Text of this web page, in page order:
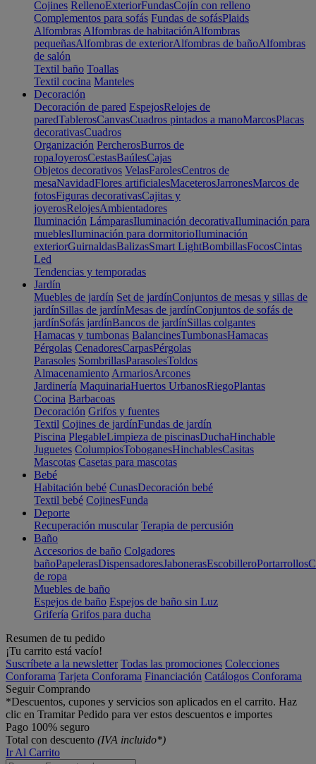
Cojines RellenoExteriorFundasCojín con relleno
Complementos para sofás Fundas de sofásPlaids
Alfombras Alfombras de habitaciónAlfombras
pequeñasAlfombras de exteriorAlfombras de bañoAlfombras
de salón
Textil baño Toallas
Textil cocina Manteles
Decoración
Decoración de pared EspejosRelojes de
paredTablerosCanvasCuadros pintados a manoMarcosPlacas
decorativasCuadros
Organización PercherosBurros de
ropaJoyerosCestasBaúlesCajas
Objetos decorativos VelasFarolesCentros de
mesaNavidadFlores artificialesMaceterosJarronesMarcos de
fotosFiguras decorativasCajitas y
joyerosRelojesAmbientadores
Iluminación LámparasIluminación decorativaIluminación para
mueblesIluminación para dormitorioIluminación
exteriorGuirnaldasBalizasSmart LightBombillasFocosCintas
Led
Tendencias y temporadas
Jardín
Muebles de jardín Set de jardínConjuntos de mesas y sillas de
jardínSillas de jardínMesas de jardínConjuntos de sofás de
jardínSofás jardínBancos de jardínSillas colgantes
Hamacas y tumbonas BalancinesTumbonasHamacas
Pérgolas CenadoresCarpasPérgolas
Parasoles SombrillasParasolesToldos
Almacenamiento ArmariosArcones
Jardinería MaquinariaHuertos UrbanosRiegoPlantas
Cocina Barbacoas
Decoración Grifos y fuentes
Textil Cojines de jardínFundas de jardín
Piscina PlegableLimpieza de piscinasDuchaHinchable
Juguetes ColumpiosToboganesHinchablesCasitas
Mascotas Casetas para mascotas
Bebé
Habitación bebé CunasDecoración bebé
Textil bebé CojinesFunda
Deporte
Recuperación muscular Terapia de percusión
Baño
Accesorios de baño Colgadores
bañoPapelerasDispensadoresJabonerasEscobilleroPortarrollos
de ropa
Muebles de baño
Espejos de baño Espejos de baño sin Luz
Grifería Grifos para ducha
Resumen de tu pedido
¡Tu carrito está vacío!
Suscríbete a la newsletter Todas las promociones Colecciones
Conforama Tarjeta Conforama Financiación Catálogos Conforama
Seguir Comprando
*Descuentos, cupones y servicios son aplicados en el carrito. Haz
clic en Tramitar Pedido para ver estos descuentos e importes
Pago 100% seguro
Total con descuento (IVA incluido*)
Ir Al Carrito